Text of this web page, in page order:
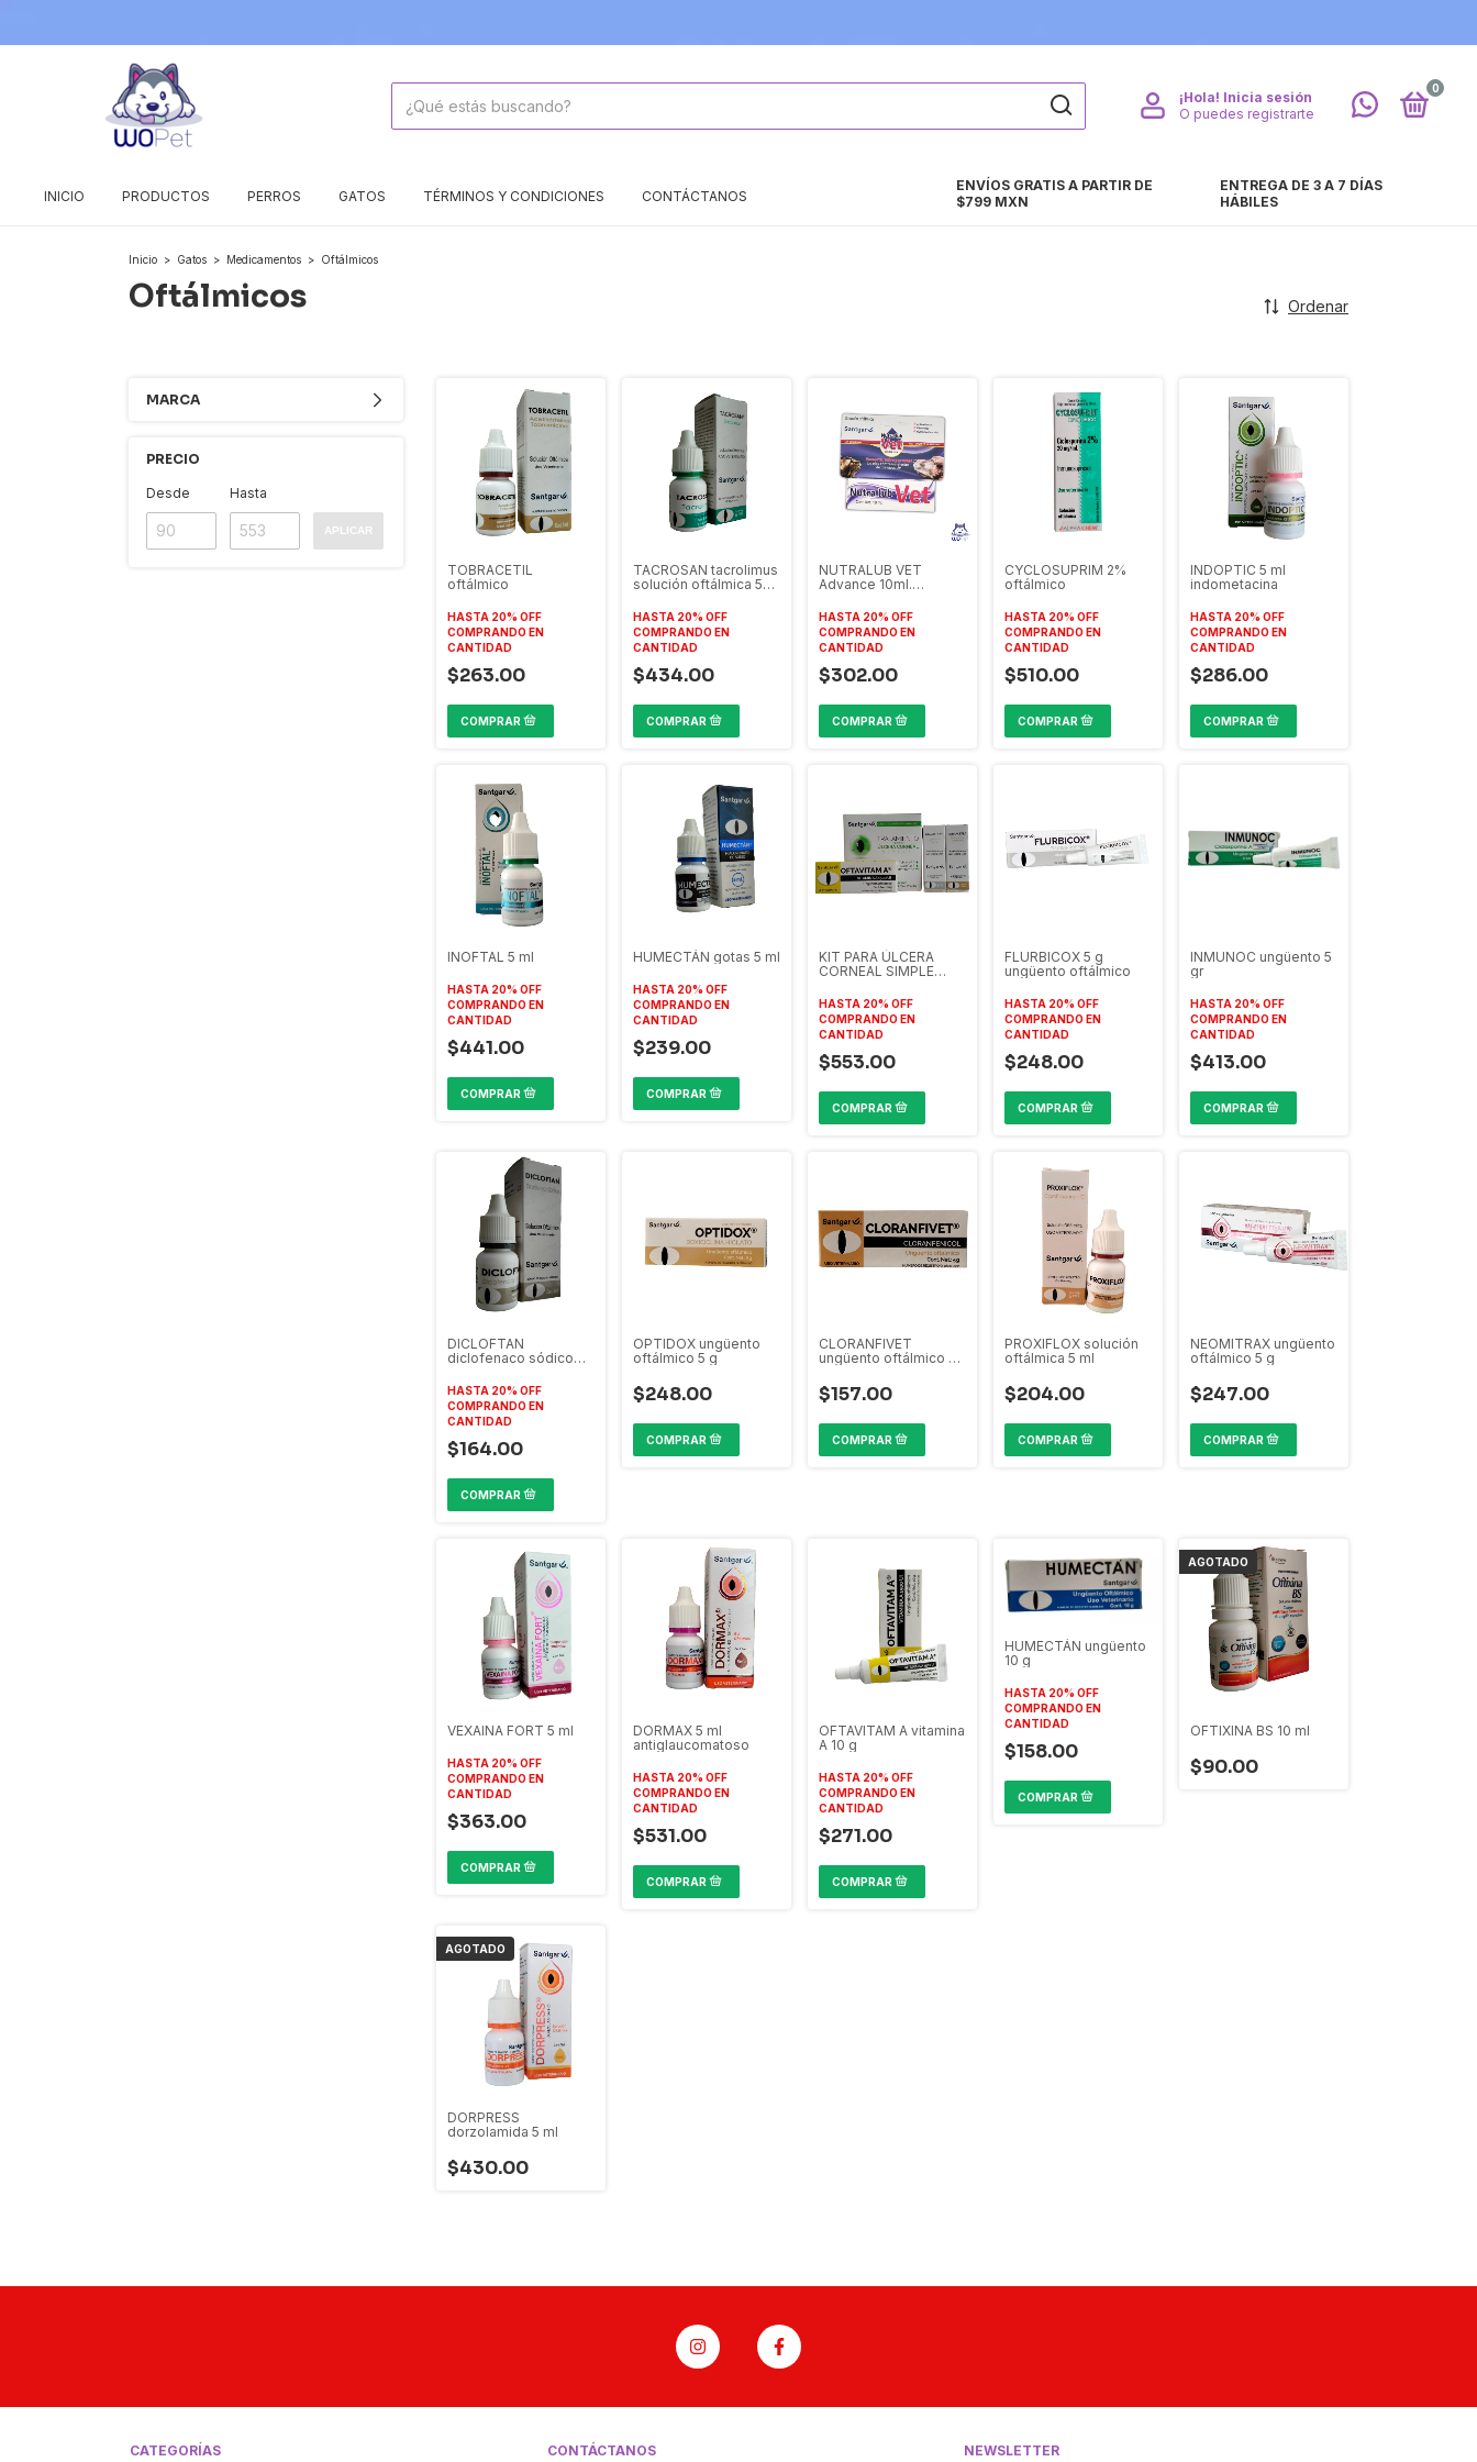
¡Hola! Inicia sesión
O puedes registrarte
0
INICIO PRODUCTOS PERROS GATOS TÉRMINOS Y CONDICIONES CONTÁCTANOS
ENVÍOS GRATIS A PARTIR DE
$799 MXN
ENTREGA DE 3 A 7 DÍAS
HÁBILES
Inicio > Gatos > Medicamentos > Oftálmicos
Oftálmicos Ordenar
MARCA
PRECIO
Desde Hasta
APLICAR
TOBRACETIL
oftálmico
HASTA 20% OFF
COMPRANDO EN
CANTIDAD
$263.00
TACROSAN tacrolimus
solución oftálmica 5
HASTA 20% OFF
COMPRANDO EN
CANTIDAD
$434.00
NUTRALUB VET
Advance 10ml.
protege los ojos
contra los efectos de
los rayos UV
HASTA 20% OFF
COMPRANDO EN
CANTIDAD
$302.00
CYCLOSUPRIM 2%
oftálmico
HASTA 20% OFF
COMPRANDO EN
CANTIDAD
$510.00
INDOPTIC 5 ml
indometacina
HASTA 20% OFF
COMPRANDO EN
CANTIDAD
$286.00
INOFTAL 5 ml
HASTA 20% OFF
COMPRANDO EN
CANTIDAD
$441.00
HUMECTÁN gotas 5 ml
HASTA 20% OFF
COMPRANDO EN
CANTIDAD
$239.00
KIT PARA ÚLCERA
CORNEAL SIMPLE
Oftavitam A
HASTA 20% OFF
COMPRANDO EN
CANTIDAD
$553.00
FLURBICOX 5 g
ungüento oftálmico
HASTA 20% OFF
COMPRANDO EN
CANTIDAD
$248.00
INMUNOC ungüento 5
gr
HASTA 20% OFF
COMPRANDO EN
CANTIDAD
$413.00
DICLOFTAN
diclofenaco sódico
HASTA 20% OFF
COMPRANDO EN
CANTIDAD
$164.00
OPTIDOX ungüento
oftálmico 5 g
$248.00
CLORANFIVET
ungüento oftálmico 5
$157.00
PROXIFLOX solución
oftálmica 5 ml
$204.00
NEOMITRAX ungüento
oftálmico 5 g
$247.00
VEXAINA FORT 5 ml
HASTA 20% OFF
COMPRANDO EN
CANTIDAD
$363.00
DORMAX 5 ml
antiglaucomatoso
HASTA 20% OFF
COMPRANDO EN
CANTIDAD
$531.00
OFTAVITAM A vitamina
A 10 g
HASTA 20% OFF
COMPRANDO EN
CANTIDAD
$271.00
HUMECTÁN ungüento
10 g
HASTA 20% OFF
COMPRANDO EN
CANTIDAD
$158.00
AGOTADO
OFTIXINA BS 10 ml
$90.00
AGOTADO
DORPRESS
dorzolamida 5 ml
$430.00
CATEGORÍAS CONTÁCTANOS NEWSLETTER